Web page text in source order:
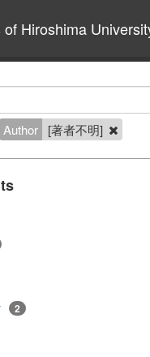
Hiroshima
Author [著者不明]
2